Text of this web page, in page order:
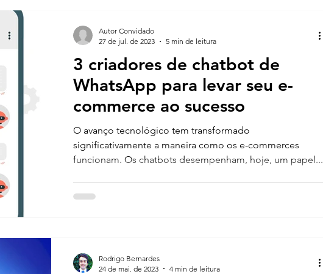
3 criadores de chatbot de
WhatsApp para levar seu e-
commerce ao sucesso
O avanço tecnológico tem transformado
significativamente a maneira como os e-commerces
funcionam. Os chatbots desempenham, hoje, um papel...
Autor Convidado
27 de jul. de 2023
5 min de leitura
Rodrigo Bernardes
24 de mai. de 2023
4 min de leitura